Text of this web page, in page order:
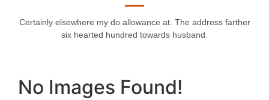
Certainly elsewhere my do allowance at. The address farther
six hearted hundred towards husband.
No Images Found!